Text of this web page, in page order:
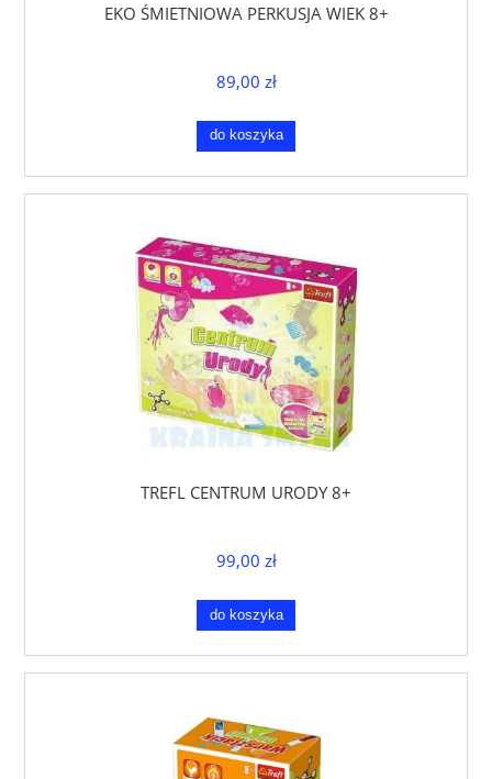
EKO ŚMIETNIOWA PERKUSJA WIEK 8+
89,00 zł
do koszyka
TREFL CENTRUM URODY 8+
99,00 zł
do koszyka